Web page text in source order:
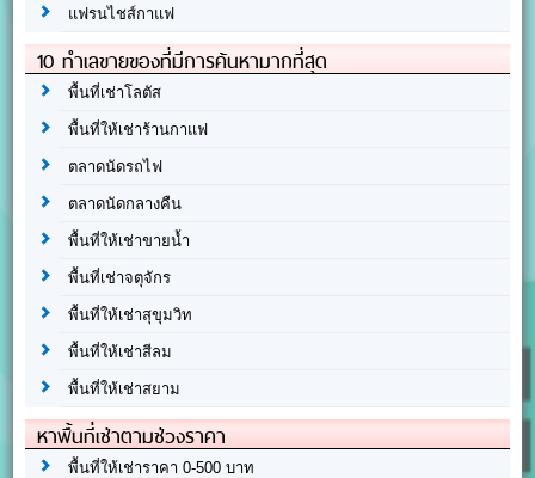
แฟรนไชส์กาแฟ
10 ทำเลขายของที่มีการค้นหามากที่สุด
พื้นที่เช่าโลตัส
พื้นที่ให้เช่าร้านกาแฟ
ตลาดนัดรถไฟ
ตลาดนัดกลางคืน
พื้นที่ให้เช่าขายน้ำ
พื้นที่เช่าจตุจักร
พื้นที่ให้เช่าสุขุมวิท
พื้นที่ให้เช่าสีลม
พื้นที่ให้เช่าสยาม
หาพื้นที่เช่าตามช่วงราคา
พื้นที่ให้เช่าราคา 0-500 บาท